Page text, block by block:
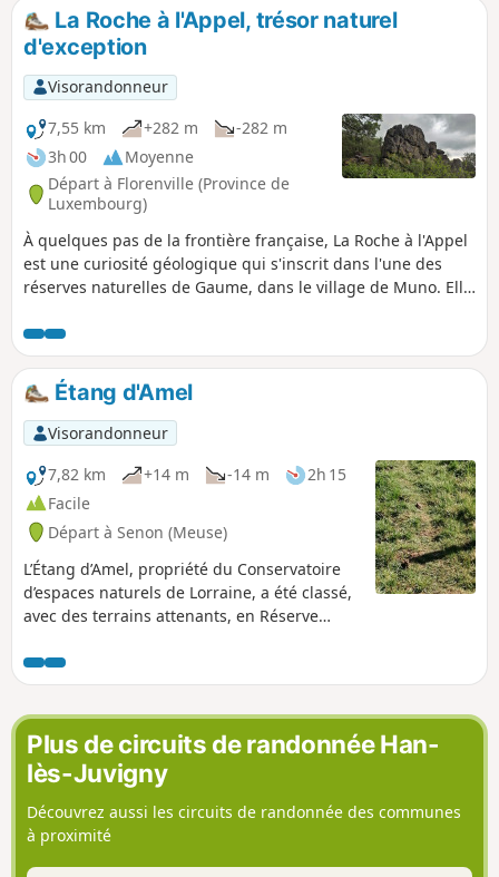
La Roche à l'Appel, trésor naturel
d'exception
Visorandonneur
7,55 km
+282 m
-282 m
3h 00
Moyenne
Départ à Florenville (Province de
Luxembourg)
À quelques pas de la frontière française, La Roche à l'Appel
est une curiosité géologique qui s'inscrit dans l'une des
réserves naturelles de Gaume, dans le village de Muno. Elle
d'énormes blocs de poudingue de Fépin.
Étang d'Amel
Visorandonneur
7,82 km
+14 m -14 m
2h 15
Facile
Départ à Senon (Meuse)
L’Étang d’Amel, propriété du Conservatoire
d’espaces naturels de Lorraine, a été classé,
avec des terrains attenants, en Réserve
Régional de Lorraine. Le circuit pédagogique
de l’Étang d’Amel qui traverse les communes
de Senon et d’Amel-sur-l’Étang est ponctué
de panneaux d’informations et de deux
observatoires. Vous pourrez ainsi observer
les oiseaux sans les déranger.
Plus de circuits de randonnée Han-
lès-Juvigny
Découvrez aussi les circuits de randonnée des communes
à proximité